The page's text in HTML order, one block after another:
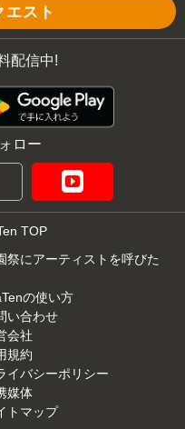
エスト
配信中!
ロー
TOP
祭にアーティストを呼びた
の使い方
い合わせ
会社
規約
イバシーポリシー
媒体
トマップ